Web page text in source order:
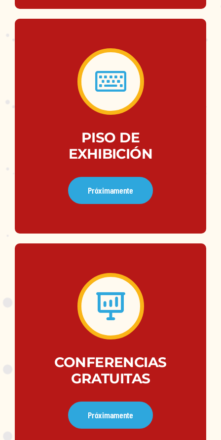
PISO DE
EXHIBICIÓN
Próximamente
CONFERENCIAS
GRATUITAS
Próximamente